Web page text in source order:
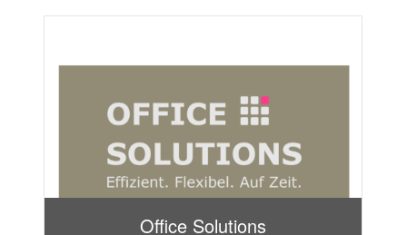
Office Solutions